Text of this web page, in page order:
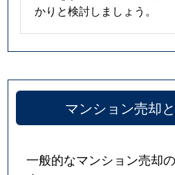
かりと検討しましょう。
マンション売却
一般的なマンション売却